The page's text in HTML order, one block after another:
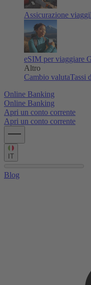
Assicurazione viaggi
eSIM per viaggiare
Altro
Cambio valutaTassi
Online Banking
Online Banking
Apri un conto corrente
Apri un conto corrente
IT
Blog